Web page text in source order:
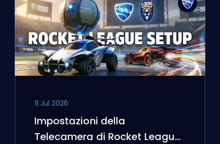
11 Jul 2026
Impostazioni della
Telecamera di Rocket League